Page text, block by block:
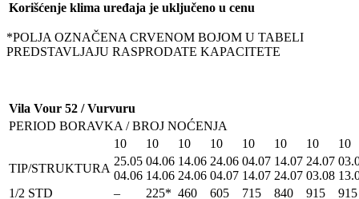
Korišćenje klima uređaja je uključeno u cenu
*POLJA OZNAČENA CRVENOM BOJOM U TABELI
PREDSTAVLJAJU RASPRODATE KAPACITETE
Vila Vour 52 / Vurvuru
PERIOD BORAVKA / BROJ NOĆENJA
10
10 10 10 10 10 10
10
TIP/STRUKTURA
25.05
04.06
04.06
14.06
14.06
24.06
24.06
04.07
04.07
14.07
14.07
24.07
24.07
03.08
1/2 STD
– 225* 460 605 715 840 915
915